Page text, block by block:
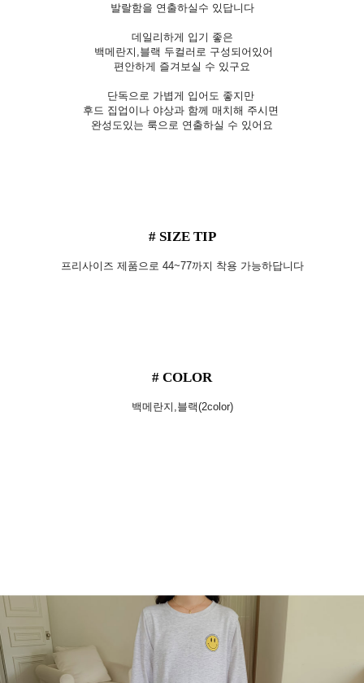
발랄함을 연출하실수 있답니다
데일리하게 입기 좋은
백메란지,블랙 두컬러로 구성되어있어
편안하게 즐겨보실 수 있구요
단독으로 가볍게 입어도 좋지만
후드 집업이나 야상과 함께 매치해 주시면
완성도있는 룩으로 연출하실 수 있어요
# SIZE TIP
프리사이즈 제품으로 44~77까지 착용 가능하답니다
# COLOR
백메란지,블랙(2color)